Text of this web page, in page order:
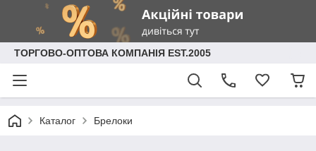
ТОРГОВО-ОПТОВА КОМПАНІЯ EST.2005
Каталог Брелоки